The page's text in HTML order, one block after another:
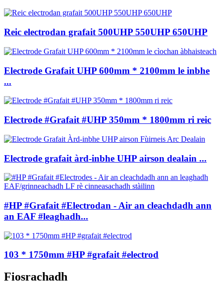
Reic electrodan grafait 500UHP 550UHP 650UHP
Electrode Grafait UHP 600mm * 2100mm le inbhe
...
Electrode #Grafait #UHP 350mm * 1800mm ri reic
Electrode grafait àrd-inbhe UHP airson dealain ...
#HP #Grafait #Electrodan - Air an cleachdadh ann
an EAF #leaghadh...
103 * 1750mm #HP #grafait #electrod
Fiosrachadh